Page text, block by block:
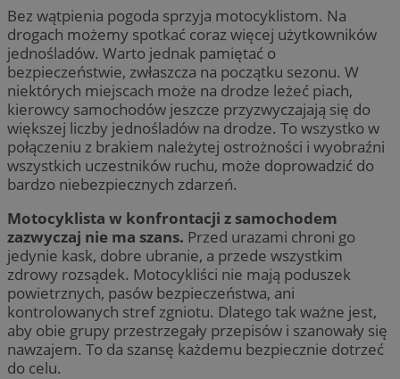
Bez wątpienia pogoda sprzyja motocyklistom. Na
drogach możemy spotkać coraz więcej użytkowników
jednośladów. Warto jednak pamiętać o
bezpieczeństwie, zwłaszcza na początku sezonu. W
niektórych miejscach może na drodze leżeć piach,
kierowcy samochodów jeszcze przyzwyczajają się do
większej liczby jednośladów na drodze. To wszystko w
połączeniu z brakiem należytej ostrożności i wyobraźni
wszystkich uczestników ruchu, może doprowadzić do
bardzo niebezpiecznych zdarzeń.
Motocyklista w konfrontacji z samochodem
zazwyczaj nie ma szans. Przed urazami chroni go
jedynie kask, dobre ubranie, a przede wszystkim
zdrowy rozsądek. Motocykliści nie mają poduszek
powietrznych, pasów bezpieczeństwa, ani
kontrolowanych stref zgniotu. Dlatego tak ważne jest,
aby obie grupy przestrzegały przepisów i szanowały się
nawzajem. To da szansę każdemu bezpiecznie dotrzeć
do celu.